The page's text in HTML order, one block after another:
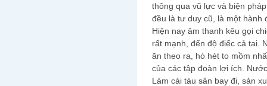
thông qua vũ lực và biện
đều là tư duy cũ, là một hành
Hiện nay âm thanh kêu gọi
rất mạnh, đến độ điếc cả tai.
ăn theo ra, hò hét to mồm
của các tập đoàn lợi ích.
Làm cái tàu sân bay đi, sản